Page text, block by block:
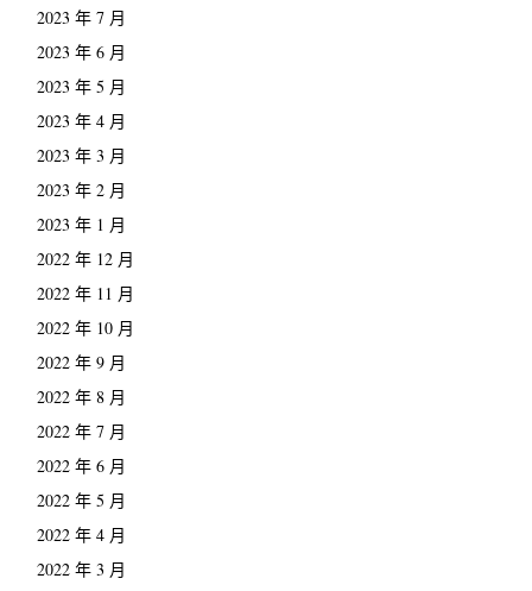
2023 年 7 月
2023 年 6 月
2023 年 5 月
2023 年 4 月
2023 年 3 月
2023 年 2 月
2023 年 1 月
2022 年 12 月
2022 年 11 月
2022 年 10 月
2022 年 9 月
2022 年 8 月
2022 年 7 月
2022 年 6 月
2022 年 5 月
2022 年 4 月
2022 年 3 月